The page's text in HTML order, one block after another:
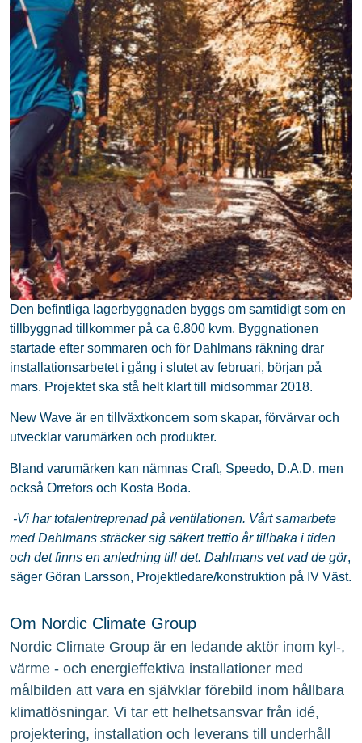
Den befintliga lagerbyggnaden byggs om samtidigt som en
tillbyggnad tillkommer på ca 6.800 kvm. Byggnationen
startade efter sommaren och för Dahlmans räkning drar
installationsarbetet i gång i slutet av februari, början på
mars. Projektet ska stå helt klart till midsommar 2018.
New Wave är en tillväxtkoncern som skapar, förvärvar och
utvecklar varumärken och produkter.
Bland varumärken kan nämnas Craft, Speedo, D.A.D. men
också Orrefors och Kosta Boda.
-Vi har totalentreprenad på ventilationen. Vårt samarbete
med Dahlmans sträcker sig säkert trettio år tillbaka i tiden
och det finns en anledning till det. Dahlmans vet vad de gör,
säger Göran Larsson, Projektledare/konstruktion på IV Väst.
Om Nordic Climate Group
Nordic Climate Group är en ledande aktör inom kyl-,
värme - och energieffektiva installationer med
målbilden att vara en självklar förebild inom hållbara
klimatlösningar. Vi tar ett helhetsansvar från idé,
projektering, installation och leverans till underhåll